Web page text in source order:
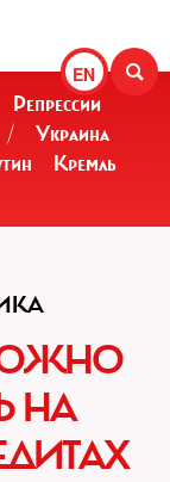
EN
Репрессии
/
Украина
Кремль
НА